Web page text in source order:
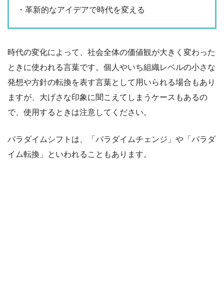
・革新的なアイデアで時代を変える
時代の変化によって、社会全体の価値観が大きく変わった
ときに使われる言葉です。個人やいち組織レベルの小さな
発想や方針の転換を表す言葉として用いられる場合もあり
ますが、大げさな印象に聞こえてしまうケースもあるの
で、使用するときは注意してください。
パラダイムシフトは、「パラダイムチェンジ」や「パラダ
イム転換」といわれることもあります。